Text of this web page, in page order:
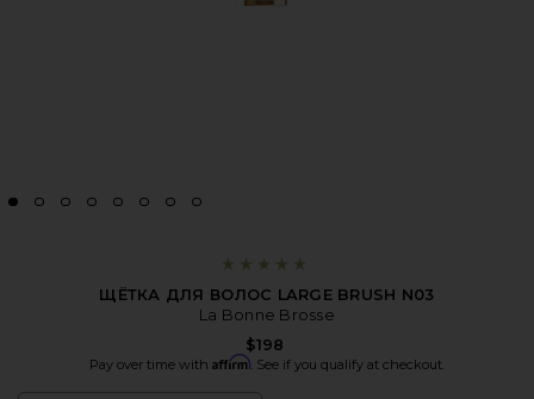
ЩЁТКА ДЛЯ ВОЛОС LARGE BRUSH N03
La Bonne Brosse
$198
Pay over time with Affirm . See if you qualify at checkout.